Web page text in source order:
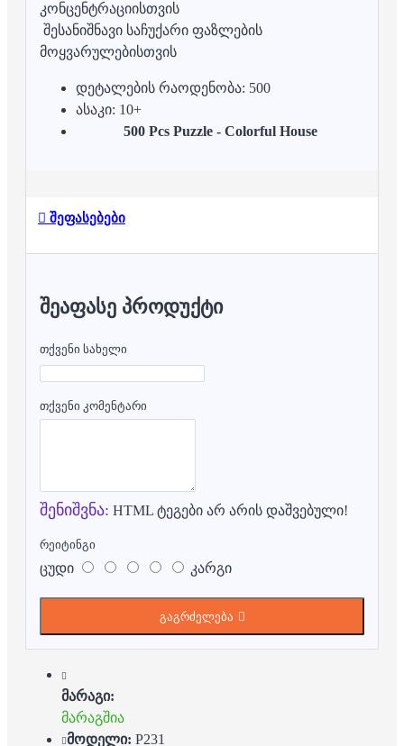
კონცენტრაციისთვის
შესანიშნავი საჩუქარი ფაზლების
მოყვარულებისთვის
დეტალების რაოდენობა: 500
ასაკი: 10+
500 Pcs Puzzle - Colorful House
შეფასებები
ᲨᲔᲐᲤᲐᲡᲔ ᲞᲠᲝᲓᲣᲥᲢᲘ
თქვენი სახელი
თქვენი კომენტარი
შენიშვნა: HTML ტეგები არ არის დაშვებული!
რეიტინგი
ცუდი კარგი
გაგრძელება
მარაგი:
მარაგშია
მოდელი: P231